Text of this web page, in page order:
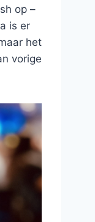
op –
is er
het
vorige